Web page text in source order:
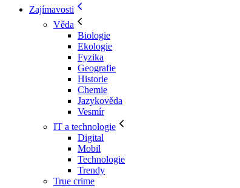
Zajímavosti
Věda
Biologie
Ekologie
Fyzika
Geografie
Historie
Chemie
Jazykověda
Vesmír
IT a technologie
Digital
Mobil
Technologie
Trendy
True crime